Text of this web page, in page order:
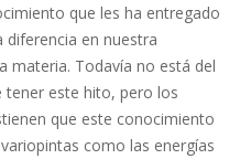
que les ha entregado
en nuestra
materia. Todavía no está del
tener este hito, pero los
que este conocimiento
como las energías